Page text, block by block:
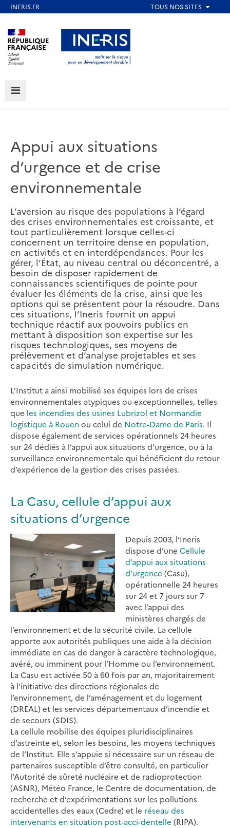
au
contenu
principal
Aller au contenu Aller au menu
Aller au pied de page
MENU
Appui aux situations
d’urgence et de crise
environnementale
L’aversion au risque des populations à l’égard
des crises environnementales est croissante, et
tout particulièrement lorsque celles-ci
concernent un territoire dense en population,
en activités et en interdépendances. Pour les
gérer, l’État, au niveau central ou déconcentré, a
besoin de disposer rapidement de
connaissances scientifiques de pointe pour
évaluer les éléments de la crise, ainsi que les
options qui se présentent pour la résoudre. Dans
ces situations, l’Ineris fournit un appui
technique réactif aux pouvoirs publics en
mettant à disposition son expertise sur les
risques technologiques, ses moyens de
prélèvement et d’analyse projetables et ses
capacités de simulation numérique.
L’Institut a ainsi mobilisé ses équipes lors de crises
environnementales atypiques ou exceptionnelles, telles
que les incendies des usines Lubrizol et Normandie
logistique à Rouen ou celui de Notre-Dame de Paris. Il
dispose également de services opérationnels 24 heures
sur 24 dédiés à l’appui aux situations d’urgence, ou à la
surveillance environnementale qui bénéficient du retour
d’expérience de la gestion des crises passées.
La Casu, cellule d’appui aux
situations d’urgence
Depuis 2003, l’Ineris
dispose d’une Cellule
d’appui aux situations
d’urgence (Casu),
opérationnelle 24 heures
sur 24 et 7 jours sur 7
avec l’appui des
ministères chargés de
l’environnement et de la sécurité civile. La cellule
apporte aux autorités publiques une aide à la décision
immédiate en cas de danger à caractère technologique,
avéré, ou imminent pour l’Homme ou l’environnement.
La Casu est activée 50 à 60 fois par an, majoritairement
à l’initiative des directions régionales de
l’environnement, de l’aménagement et du logement
(DREAL) et les services départementaux d’incendie et
de secours (SDIS).
La cellule mobilise des équipes pluridisciplinaires
d’astreinte et, selon les besoins, les moyens techniques
de l’Institut. Elle s’appuie si nécessaire sur un réseau de
partenaires susceptible d’être consulté, en particulier
l’Autorité de sûreté nucléaire et de radioprotection
(ASNR), Météo France, le Centre de documentation, de
recherche et d’expérimentations sur les pollutions
accidentelles des eaux (Cedre) et le réseau des
intervenants en situation post-acci-dentelle (RIPA).